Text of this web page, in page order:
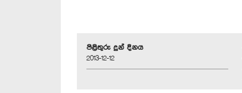
පිළිතුරු දුන් දිනය
2013-12-12